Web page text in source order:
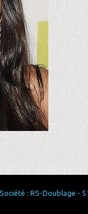
Société : RS-Doublage -